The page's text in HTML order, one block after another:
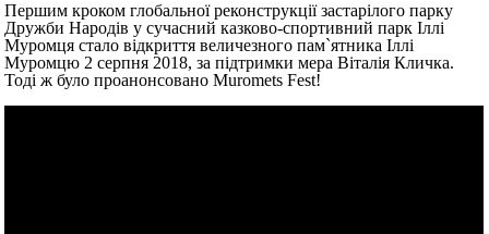
Першим кроком глобальної реконструкції застарілого парку
Дружби Народів у сучасний казково-спортивний парк Іллі
Муромця стало відкриття величезного пам`ятника Іллі
Муромцю 2 серпня 2018, за підтримки мера Віталія Кличка.
Тоді ж було проанонсовано Muromets Fest!